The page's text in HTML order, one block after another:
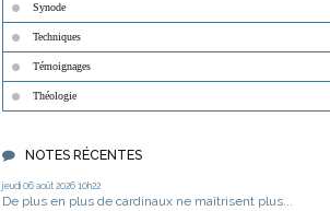
Synode
Techniques
Témoignages
Théologie
NOTES RÉCENTES
jeudi 06 août 2026 10h22
De plus en plus de cardinaux ne maîtrisent plus...